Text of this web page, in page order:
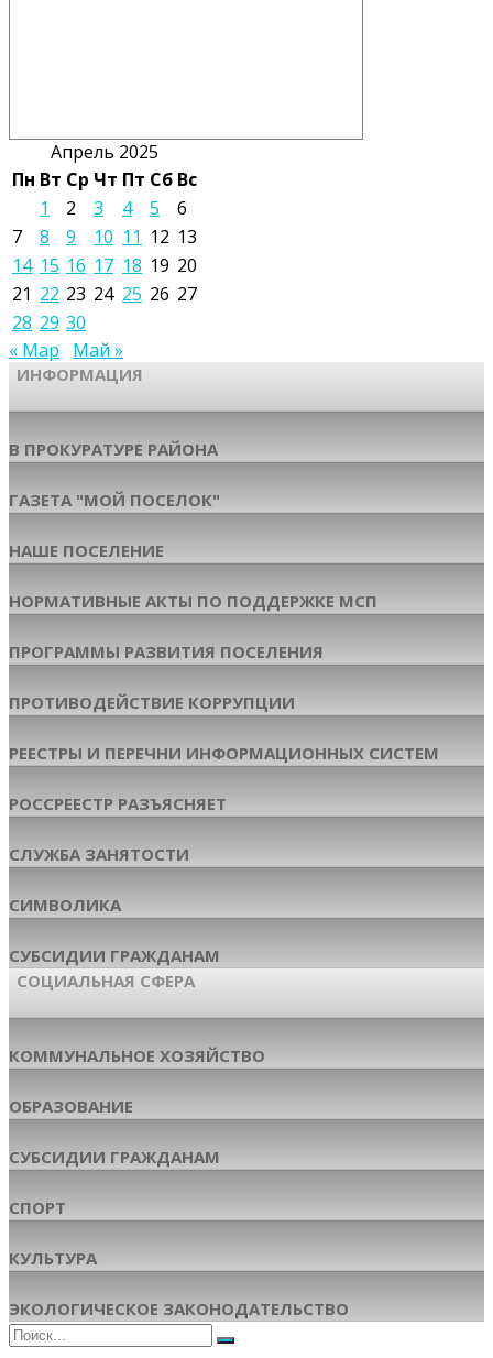
Апрель 2025
Пн Вт Ср Чт Пт Сб Вс
1
2 3 4 5
6
7
8 9 10 11 12 13
14 15 16 17 18 19 20
21 22 23 24 25 26 27
28 29 30
« Мар
Май »
ИНФОРМАЦИЯ
В ПРОКУРАТУРЕ РАЙОНА
ГАЗЕТА "МОЙ ПОСЕЛОК"
НАШЕ ПОСЕЛЕНИЕ
НОРМАТИВНЫЕ АКТЫ ПО ПОДДЕРЖКЕ МСП
ПРОГРАММЫ РАЗВИТИЯ ПОСЕЛЕНИЯ
ПРОТИВОДЕЙСТВИЕ КОРРУПЦИИ
РЕЕСТРЫ И ПЕРЕЧНИ ИНФОРМАЦИОННЫХ СИСТЕМ
РОССРЕЕСТР РАЗЪЯСНЯЕТ
СЛУЖБА ЗАНЯТОСТИ
СИМВОЛИКА
СУБСИДИИ ГРАЖДАНАМ
СОЦИАЛЬНАЯ СФЕРА
КОММУНАЛЬНОЕ ХОЗЯЙСТВО
ОБРАЗОВАНИЕ
СУБСИДИИ ГРАЖДАНАМ
СПОРТ
КУЛЬТУРА
ЭКОЛОГИЧЕСКОЕ ЗАКОНОДАТЕЛЬСТВО
Поиск
Поиск